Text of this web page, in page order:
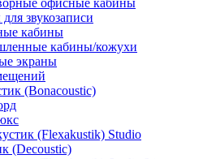
офисные кабины
звукозаписи
кабины
кабины/кожухи
экраны
(Bonacoustic)
(Flexakustik) Studio
(Decoustic)